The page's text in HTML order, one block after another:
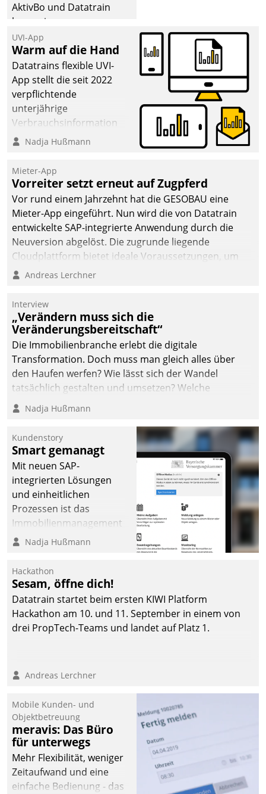
AktivBo und Datatrain
kooperieren –
Immobilienunternehmen
profitieren: Die nahtlose
Integration der Lösungen
von AktivBo und
Datatrain ermöglicht
automatisiert ausgelöste,
zielgerichtete
Mieterbefragungen – eine
starke Grundlage für
intelligente,
datengestützte
Entscheidungen.
UVI-App
Warm auf die Hand
Datatrains flexible UVI-
App stellt die seit 2022
verpflichtende
unterjährige
Verbrauchsinformation
schnell, zuverlässig und
Die monatlichen
Mitteilungen zum
Heizungs- und
Wasserverbrauch gehen
automatisiert, vollständig
und auf Wunsch über
mehrere zuvor
Kommunikationswege bei
Nadja Hußmann
Mieter-App
Vorreiter setzt erneut auf Zugpferd
Vor rund einem Jahrzehnt hat die GESOBAU eine
Mieter-App eingeführt. Nun wird die von Datatrain
entwickelte SAP-integrierte Anwendung durch die
Neuversion abgelöst. Die zugrunde liegende
Cloudplattform bietet ideale Voraussetzungen, um
die Funktionalität der App zu erweitern und weitere
integrieren.
Andreas Lerchner
Interview
„Verändern muss sich die
Veränderungsbereitschaft“
Die Immobilienbranche erlebt die digitale
Transformation. Doch muss man gleich alles über
den Haufen werfen? Wie lässt sich der Wandel
tatsächlich gestalten und umsetzen? Welche
Argumente zählen wirklich?
Nadja Hußmann
Kundenstory
Smart gemanagt
Mit neuen SAP-
integrierten Lösungen
und einheitlichen
Prozessen ist das
Immobilienmanagement
der Bayerischen
Ressort Kapitalanlage für
künftige Aufgaben und
Herausforderungen
gerüstet.
Nadja Hußmann
Hackathon
Sesam, öffne dich!
Datatrain startet beim ersten KIWI Platform
Hackathon am 10. und 11. September in einem von
drei PropTech-Teams und landet auf Platz 1.
Andreas Lerchner
Mobile Kunden- und
Objektbetreuung
meravis: Das Büro
für unterwegs
Mehr Flexibilität, weniger
Zeitaufwand und eine
einfache Bedienung - das